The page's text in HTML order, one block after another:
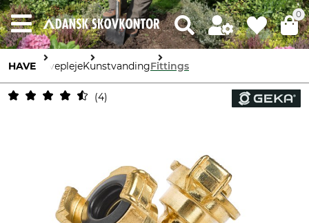
0
HAVE HaveplejeKunstvandingFittings
4